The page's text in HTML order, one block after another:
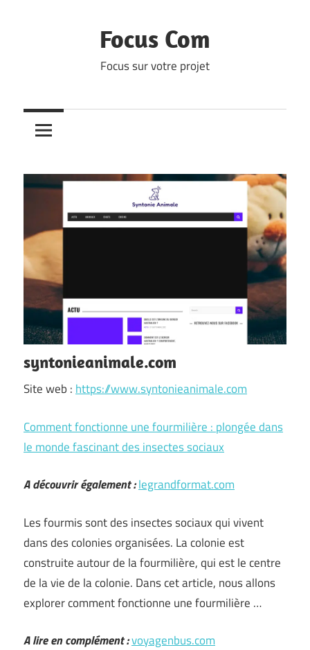
Focus Com
Focus sur votre projet
syntonieanimale.com
Site web : https://www.syntonieanimale.com
Comment fonctionne une fourmilière : plongée dans
le monde fascinant des insectes sociaux
A découvrir également :legrandformat.com
Les fourmis sont des insectes sociaux qui vivent
dans des colonies organisées. La colonie est
construite autour de la fourmilière, qui est le centre
de la vie de la colonie. Dans cet article, nous allons
explorer comment fonctionne une fourmilière …
A lire en complément :voyagenbus.com